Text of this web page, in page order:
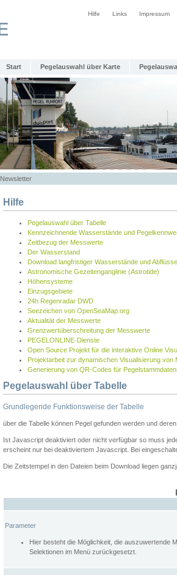
Hilfe Links Impressum
Start Pegelauswahl über Karte
Newsletter
Hilfe
Pegelauswahl über Tabelle
Kennzeichnende Wasserstände und
Zeitbezug der Messwerte
Der Wasserstand
Download langfristiger Wasserstände und Abflüsse
Astronomische Gezeitenganglinie (Astrotide)
Höhensysteme
Einzugsgebiete
24h Regenradar DWD
Seezeichen von OpenSeaMap.org
Aktualität der Messwerte
Grenzwertüberschreitung der Messwerte
PEGELONLINE-Dienste
Open Source Projekt für die interaktive Online
Projektarbeit zur dynamischen Visualisierung von
Generierung von QR-Codes für
Pegelauswahl über Tabelle
Grundlegende Funktionsweise der Tabelle
über die Tabelle können Pegel gefunden werden und
Ist Javascript deaktiviert oder nicht verfügbar so muss
erscheint nur bei deaktiviertem Javascript. Bei
Die Zeitstempel in den Dateien beim Download liegen
Parameter
Hier besteht die Möglichkeit, die auszuwertende
Selektionen im Menü zurückgesetzt.